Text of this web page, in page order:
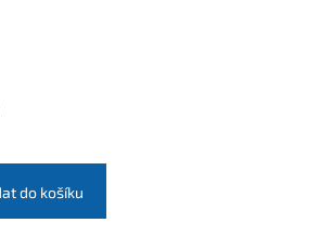
do košíku